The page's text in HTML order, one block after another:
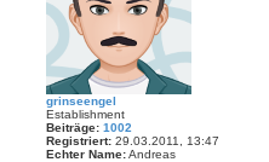
grinseengel
Establishment
Beiträge: 1002
Registriert: 29.03.2011, 13:47
Echter Name:Andreas